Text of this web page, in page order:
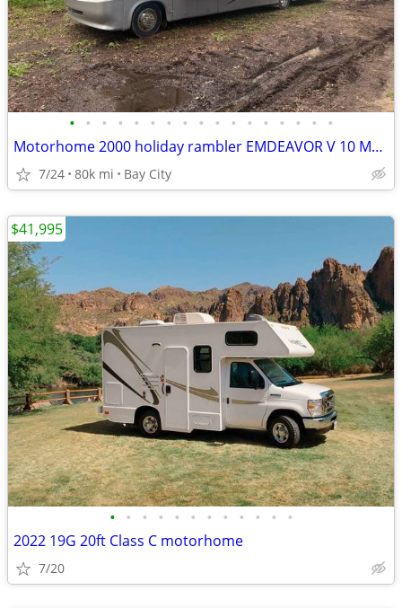
• • • • • • • • • • • • • • • • •
Motorhome 2000 holiday rambler EMDEAVOR V 10 Moter 80,000 miles
7/24 80k mi Bay City
• • • • • • • • • • • •
2022 19G 20ft Class C motorhome
7/20
$41,995